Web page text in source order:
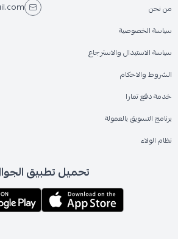
من نحن
سياسة الخصوصية
سياسة الاستبدال والاسترجاع
الشروط والاحكام
خدمة دفع تمارا
برنامج التسويق بالعمولة
نظام الولاء
تحميل تطبيق